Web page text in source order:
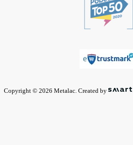
Copyright © 2026 Metalac. Created by